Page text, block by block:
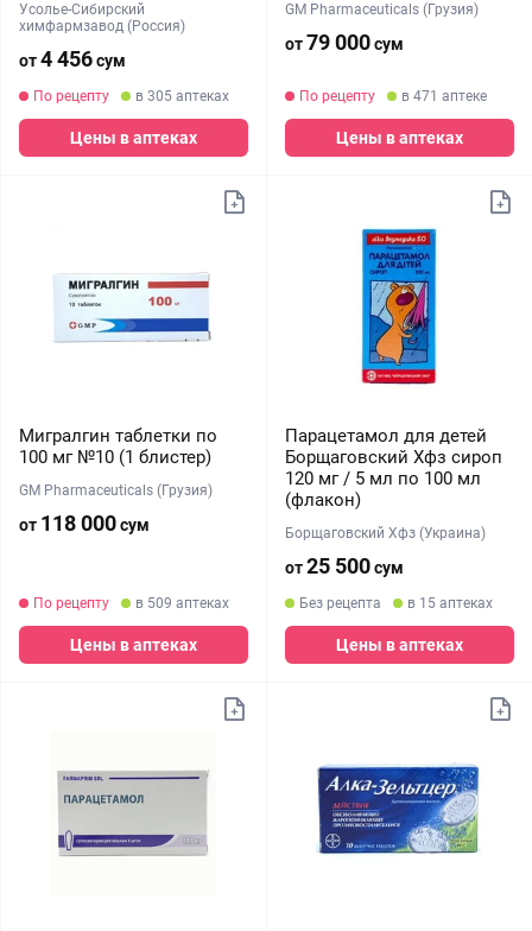
Усолье-Сибирский
химфармзавод (Россия)
от4 456сум
По рецепту в 305 аптеках
Цены в аптеках
GM Pharmaceuticals (Грузия)
от79 000сум
По рецепту в 471 аптеке
Цены в аптеках
Мигралгин таблетки по
100 мг №10 (1 блистер)
GM Pharmaceuticals (Грузия)
от 118 000сум
По рецепту в 509 аптеках
Цены в аптеках
Парацетамол для детей
Борщаговский Хфз сироп
120 мг / 5 мл по 100 мл
(флакон)
Борщаговский Хфз (Украина)
от25 500сум
Без рецепта в 15 аптеках
Цены в аптеках